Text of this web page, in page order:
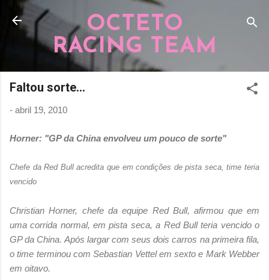
Pular para o conteúdo principal
OCTETO
RACING TEAM
Faltou sorte...
- abril 19, 2010
Horner: "GP da China envolveu um pouco de sorte"
Chefe da Red Bull acredita que em condições de pista seca, time teria
vencido
Christian Horner, chefe da equipe Red Bull, afirmou que em
uma corrida normal, em pista seca, a Red Bull teria vencido o
GP da China. Após largar com seus dois carros na primeira fila,
o time terminou com Sebastian Vettel em sexto e Mark Webber
em oitavo.